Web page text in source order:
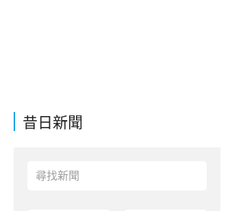
昔日新聞